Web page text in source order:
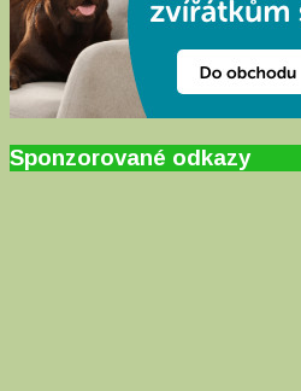
Sponzorované odkazy